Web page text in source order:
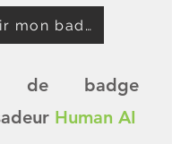
Obtenir mon badge
de badge
Human AI